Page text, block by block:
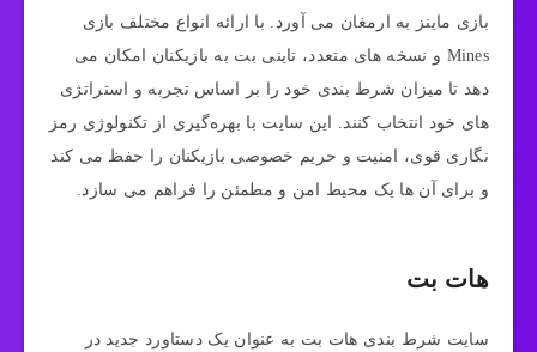
بازی ماینز به ارمغان می‌ آورد. با ارائه انواع مختلف بازی
Mines و نسخه‌ های متعدد، تاینی بت به بازیکنان امکان می‌
دهد تا میزان شرط‌ بندی خود را بر اساس تجربه و استراتژی‌
های خود انتخاب کنند. این سایت با بهره‌گیری از تکنولوژی رمز
نگاری قوی، امنیت و حریم خصوصی بازیکنان را حفظ می‌ کند
و برای آن‌ ها یک محیط امن و مطمئن را فراهم می‌ سازد.
هات بت
سایت شرط بندی هات بت به عنوان یک دستاورد جدید در